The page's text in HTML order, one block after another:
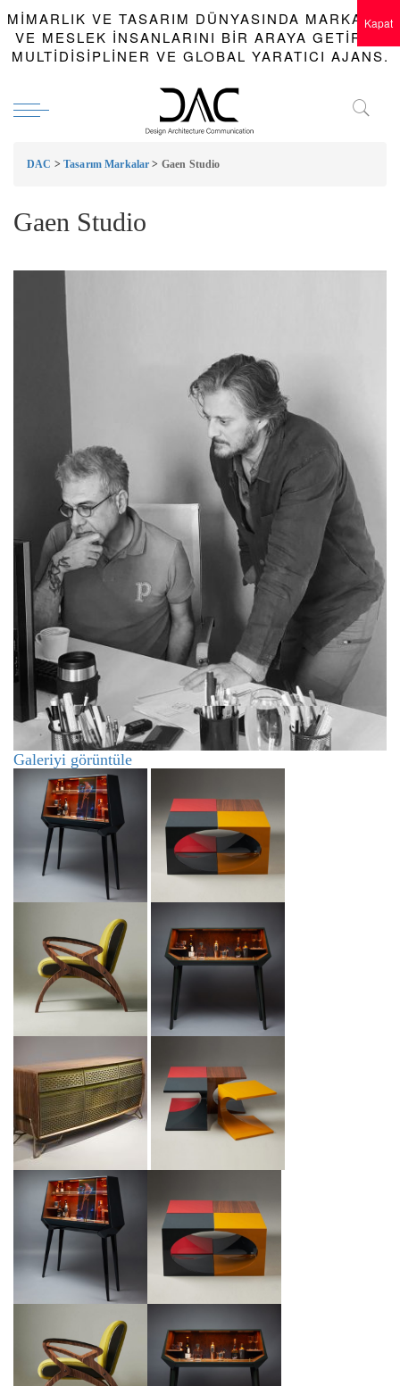
MIMARLIK VE TASARIM DÜNYASINDA MARKALAR
VE MESLEK INSANLARINI BIR ARAYA GETIREN
MULTIDISIPLINER VE GLOBAL YARATICI AJANS.
DAC > Tasarım Markalar > Gaen Studio
Gaen Studio
Galeriyi görüntüle
Kapat